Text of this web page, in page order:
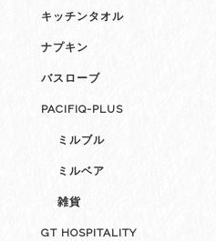
キッチンタオル
ナプキン
バスローブ
PACIFIQ-PLUS
ミルブル
ミルベア
雑貨
GT HOSPITALITY